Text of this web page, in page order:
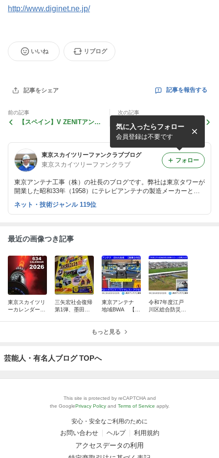
http://www.diginet.ne.jp/
いいね リブログ
記事をシェア 記事を報告する
前の記事
【スペイン】V ZENITアンテ
次の記事
【インターホン】マンション
エントランスのインターホン
を「カメラ付き」に変更した
い
東京スカイツリーファンクラブブログ
東京スカイツリーファンクラブ
東京アンテナ工事（株）の社長のブログです。弊社は東京タワーが
開業した昭和33年（1958）にテレビアンテナの製造メーカーとし
て創業しました。
気に入ったらフォロー
会員登録は不要です
フォロー
ネット・技術ジャンル 119位
最近の画像つき記事
東京スカイツリ
ーカレンダー10
三矢宏社会復帰
第1弾、墨田区
東京アンテナ
地域BWA 【創
ド・ワイヤレ
令和7年度江戸
川区総合防災訓
もっと見る
芸能人・有名人ブログ TOPへ
This site is protected by reCAPTCHA and
the GooglePrivacy Policy and Terms of Service apply.
安心・安全なご利用のために
お問い合わせ ヘルプ 利用規約
アクセスデータの利用